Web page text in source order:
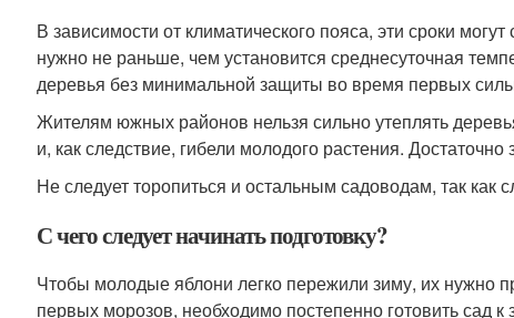
В зависимости от климатического пояса, эти сроки
нужно не раньше, чем установится среднесуточная
деревья без минимальной защиты во время первых
Жителям южных районов нельзя сильно утеплять
и, как следствие, гибели молодого растения. Достаточно
Не следует торопиться и остальным садоводам, так
С чего следует начинать подготовку?
Чтобы молодые яблони легко пережили зиму, их нужно
первых морозов, необходимо постепенно готовить сад к